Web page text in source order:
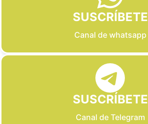
SUSCRÍBETE
Canal de whatsapp
SUSCRÍBETE
Canal de Telegram